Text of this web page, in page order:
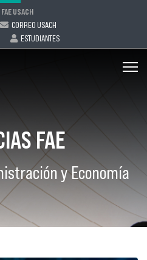
FAE USACH
CORREO USACH
ESTUDIANTES
FAE
y Economía